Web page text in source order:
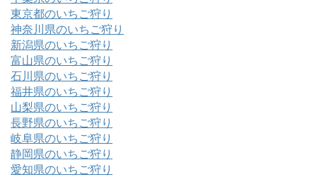
東京都のいちご狩り
神奈川県のいちご狩り
新潟県のいちご狩り
富山県のいちご狩り
石川県のいちご狩り
福井県のいちご狩り
山梨県のいちご狩り
長野県のいちご狩り
岐阜県のいちご狩り
静岡県のいちご狩り
愛知県のいちご狩り